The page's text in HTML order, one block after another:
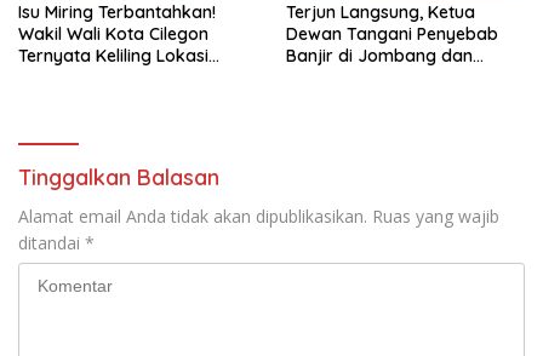
Isu Miring Terbantahkan!
Wakil Wali Kota Cilegon
Ternyata Keliling Lokasi
Terjun Langsung, Ketua
Dewan Tangani Penyebab
Banjir di Jombang dan
Tinggalkan Balasan
Alamat email Anda tidak akan dipublikasikan. Ruas yang wajib
ditandai *